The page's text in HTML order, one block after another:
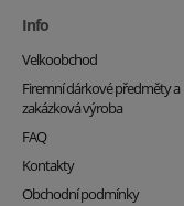
Info
Velkoobchod
Firemní dárkové předměty a
zakázková výroba
FAQ
Kontakty
Obchodní podmínky